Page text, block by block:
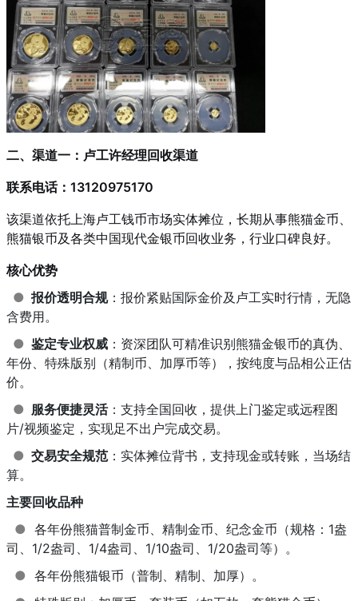
二、渠道一：卢工许经理回收渠道
联系电话：13120975170
该渠道依托上海卢工钱币市场实体摊位，长期从事熊猫金币、
熊猫银币及各类中国现代金银币回收业务，行业口碑良好。
核心优势
● 报价透明合规：报价紧贴国际金价及卢工实时行情，无隐
含费用。
● 鉴定专业权威 ：资深团队可精准识别熊猫金银币的真伪、
年份、特殊版别（精制币、加厚币等），按纯度与品相公正估
价。
● 服务便捷灵活：支持全国回收，提供上门鉴定或远程图
片/视频鉴定，实现足不出户完成交易。
● 交易安全规范：实体摊位背书，支持现金或转账，当场结
算。
主要回收品种
● 各年份熊猫普制金币、精制金币、纪念金币（规格：1盎
司、1/2盎司、1/4盎司、1/10盎司、1/20盎司等）。
● 各年份熊猫银币（普制、精制、加厚）。